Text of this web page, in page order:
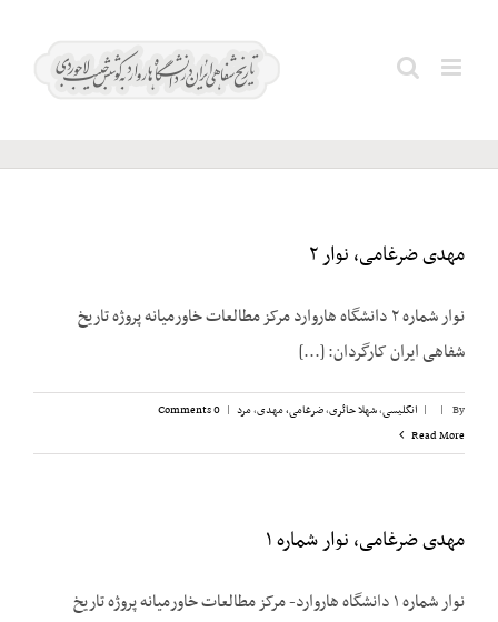
مصاحبه‌کننده
مهدی ضرغامی، نوار ۲
نوار شماره ۲ دانشگاه هاروارد مرکز مطالعات خاورمیانه پروژه تاریخ
شفاهی ایران کارگردان: [...]
By
|
| انگلیسی,شهلا حائری,ضرغامی، مهدی,مرد |
0 Comments
Read More
مهدی ضرغامی، نوار شماره ۱
نوار شماره ۱ دانشگاه هاروارد- مرکز مطالعات خاورمیانه پروژه تاریخ